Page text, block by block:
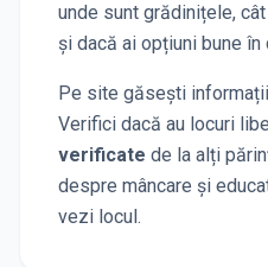
unde sunt grădinițele,
și dacă ai opțiuni bune
Pe site găsești
Verifici dacă au locuri
verificate de la alți
despre mâncare și
vezi locul.